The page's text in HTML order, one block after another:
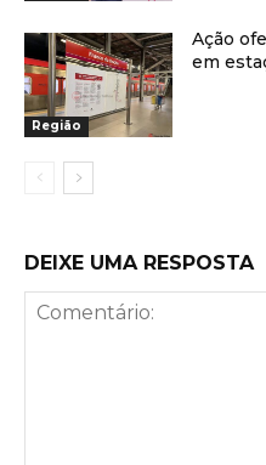
Região
Ação
em
DEIXE UMA RESPOSTA